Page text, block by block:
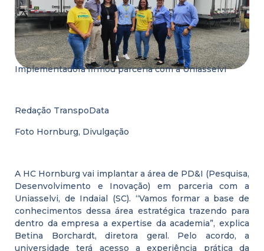
Implementadora firmou parceria com a Uniasselvi
Redação TranspoData
Foto Hornburg, Divulgação
A HC Hornburg vai implantar a área de PD&I (Pesquisa,
Desenvolvimento e Inovação) em parceria com a
Uniasselvi, de Indaial (SC). “Vamos formar a base de
conhecimentos dessa área estratégica trazendo para
dentro da empresa a expertise da academia”, explica
Betina Borchardt, diretora geral. Pelo acordo, a
universidade terá acesso a experiência prática da